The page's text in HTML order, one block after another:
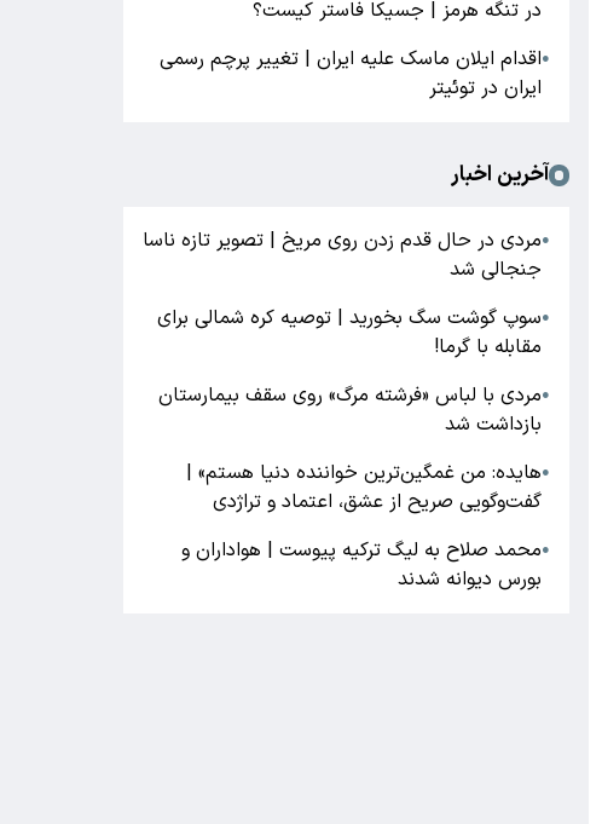
در تنگه هرمز | جسیکا فاستر کیست؟
●اقدام ایلان ماسک علیه ایران | تغییر پرچم رسمی
ایران در توئیتر
آخرین اخبار
●مردی در حال قدم زدن روی مریخ | تصویر تازه ناسا
جنجالی شد
●سوپ گوشت سگ بخورید | توصیه کره شمالی برای
مقابله با گرما!
●مردی با لباس «فرشته مرگ» روی سقف بیمارستان
بازداشت شد
●هایده: من غمگین‌ترین خواننده دنیا هستم» |
گفت‌وگویی صریح از عشق، اعتماد و تراژدی
●محمد صلاح به لیگ ترکیه پیوست | هواداران و
بورس دیوانه شدند